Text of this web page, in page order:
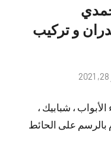
جدران و تركيب
تعليقات
، شبابيك ،
بالرسم على الحائط